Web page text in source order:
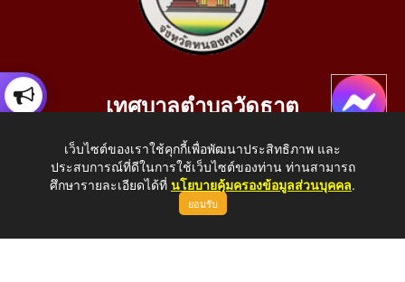
เทศบาลตำบลวัดธาตุ
อ.เมือง จ.หนองคาย 43000
โทรศัพท์: 042-414758 โทรสาร: 042-414759
E-Mail: saraban_05430110@dla.go.th
เว็บไซต์ของเราใช้คุกกี้เพื่อพัฒนาประสิทธิภาพ และ
ประสบการณ์ที่ดีในการใช้เว็บไซต์ของท่าน ท่านสามารถ
ศึกษารายละเอียดได้ที่ นโยบายคุ้มครองข้อมูลส่วนบุคคล.
ยอมรับ